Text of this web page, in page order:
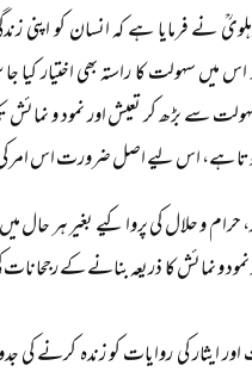
نے فرمایا ہے کہ انسان کو اپنی
میں سہولت کا راستہ بھی اختیار کیا
سے بڑھ کر تعیش اور نمود و نمائش
ہوتا ہے، اس لیے اصل ضرورت اس
و حلال کی پروا کیے بغیر ہر حال
و نمائش کا ذریعہ بنانے کے رجحانات
ایثار کی روایات کو زندہ کرنے کی